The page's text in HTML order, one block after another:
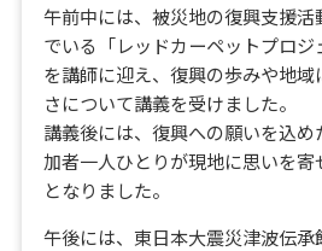
午前中には、被災地の復興支援
でいる「レッドカーペットプロ
を講師に迎え、復興の歩みや地
さについて講義を受けました。
講義後には、復興への願いを込
加者一人ひとりが現地に思いを
となりました。
午後には、東日本大震災津波伝